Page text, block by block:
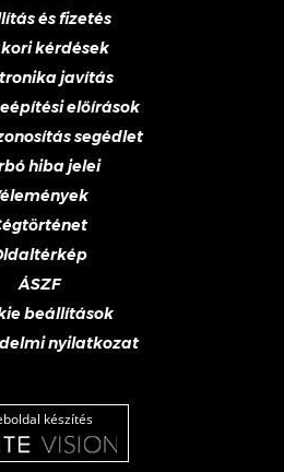
és fizetés
kérdések
javítás
előírások
segédlet
hiba jelei
ÁSZF
beállítások
nyilatkozat
készítés